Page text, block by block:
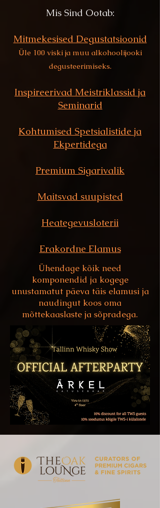
Mis Sind Ootab:
Mitmekesised Degustatsioonid
Üle 100 viski ja muu alkohoolijooki
degusteerimiseks.
Inspireerivad Meistriklassid ja
Seminarid
Kohtumised Spetsialistide ja
Ekpertidega
Premium Sigarivalik
Maitsvad suupisted
Heategevusloterii
Erakordne Elamus
Ühendage kõik need
komponendid ja kogege
unustamatut päeva täis elamusi ja
naudingut koos oma
mõttekaaslaste ja sõpradega.